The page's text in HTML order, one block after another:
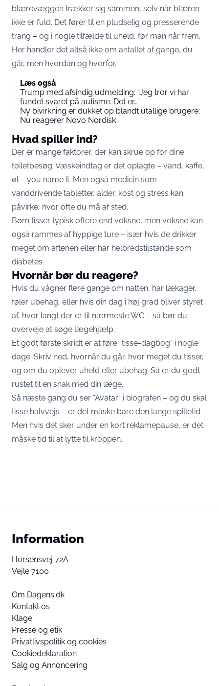
blærevæggen trækker sig sammen, selv når blæren
ikke er fuld. Det fører til en pludselig og presserende
trang – og i nogle tilfælde til uheld, før man når frem.
Her handler det altså ikke om antallet af gange, du
går, men hvordan og hvorfor.
Læs også
Trump med afsindig udmelding: “Jeg tror vi har
fundet svaret på autisme. Det er…”
Ny bivirkning er dukket op blandt utallige brugere:
Nu reagerer Novo Nordisk
Hvad spiller ind?
Der er mange faktorer, der kan skrue op for dine
toiletbesøg. Væskeindtag er det oplagte – vand, kaffe,
øl – you name it. Men også medicin som
vanddrivende tabletter, alder, kost og stress kan
påvirke, hvor ofte du må af sted.
Børn tisser typisk oftere end voksne, men voksne kan
også rammes af hyppige ture – især hvis de drikker
meget om aftenen eller har helbredstilstande som
diabetes.
Hvornår bør du reagere?
Hvis du vågner flere gange om natten, har lækager,
føler ubehag, eller hvis din dag i høj grad bliver styret
af, hvor langt der er til nærmeste WC – så bør du
overveje at søge lægehjælp.
Et godt første skridt er at føre “tisse-dagbog” i nogle
dage. Skriv ned, hvornår du går, hvor meget du tisser,
og om du oplever uheld eller ubehag. Så er du godt
rustet til en snak med din læge.
Så næste gang du ser “Avatar” i biografen – og du skal
tisse halvvejs – er det måske bare den lange spilletid.
Men hvis det sker under en kort reklamepause, er det
måske tid til at lytte til kroppen.
Information
Horsensvej 72A
Vejle 7100
Om Dagens.dk
Kontakt os
Klage
Presse og etik
Privatlivspolitik og cookies
Cookiedeklaration
Salg og Annoncering